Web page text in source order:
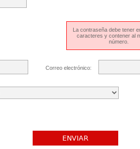
La contraseña debe tener
caracteres y contener al
número.
Correo electrónico:
ENVIAR